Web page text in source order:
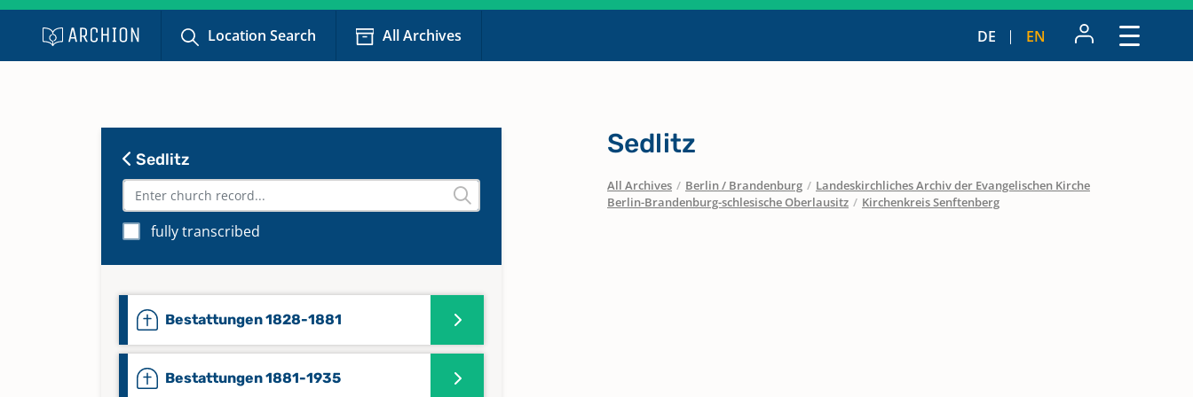
Location Search All Archives DE EN
Sedlitz
fully transcribed
Bestattungen 1828-1881
Bestattungen 1881-1935
Sedlitz
All Archives / Berlin / Brandenburg / Landeskirchliches Archiv der Evangelischen Kirche
Berlin-Brandenburg-schlesische Oberlausitz / Kirchenkreis Senftenberg